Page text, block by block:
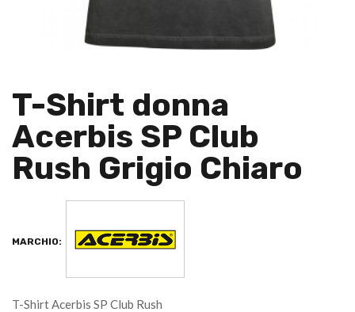
T-Shirt donna
Acerbis SP Club
Rush Grigio Chiaro
MARCHIO:
T-Shirt Acerbis SP Club Rush